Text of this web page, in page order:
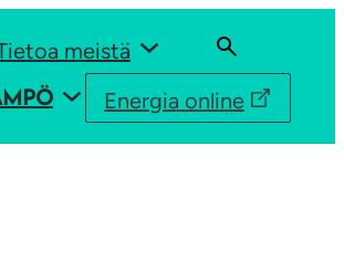
meistä
Energia online